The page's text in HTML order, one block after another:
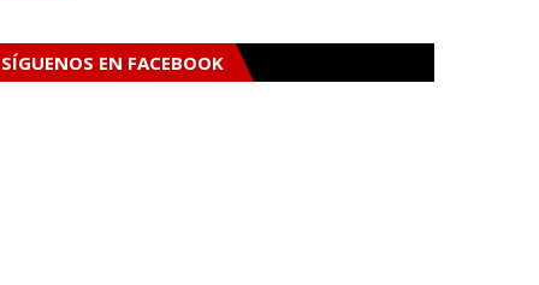
SÍGUENOS EN FACEBOOK